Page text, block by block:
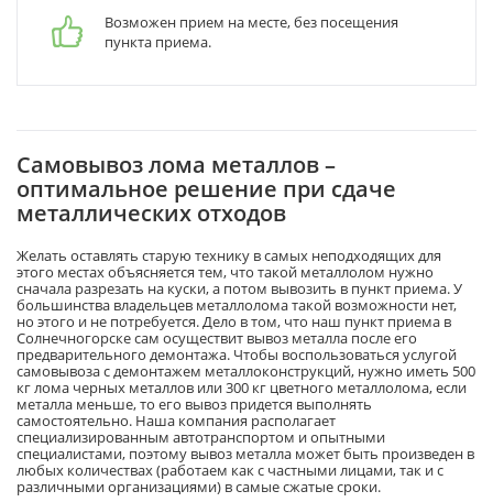
Самовывоз лома металлов –
оптимальное решение при сдаче
металлических отходов
Желать оставлять старую технику в самых неподходящих для
этого местах объясняется тем, что такой металлолом нужно
сначала разрезать на куски, а потом вывозить в пункт приема. У
большинства владельцев металлолома такой возможности нет,
но этого и не потребуется. Дело в том, что наш пункт приема в
Солнечногорске сам осуществит вывоз металла после его
предварительного демонтажа. Чтобы воспользоваться услугой
самовывоза с демонтажем металлоконструкций, нужно иметь 500
кг лома черных металлов или 300 кг цветного металлолома, если
металла меньше, то его вывоз придется выполнять
самостоятельно. Наша компания располагает
специализированным автотранспортом и опытными
специалистами, поэтому вывоз металла может быть произведен в
любых количествах (работаем как с частными лицами, так и с
различными организациями) в самые сжатые сроки.
Возможен прием на месте, без посещения
пункта приема.